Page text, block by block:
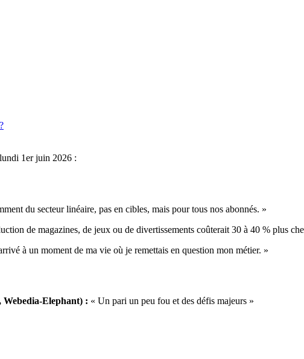
2026
1er juin 2026 :
du secteur linéaire, pas en cibles, mais pour tous nos abonnés. »
de magazines, de jeux ou de divertissements coûterait 30 à 40 % plus
à un moment de ma vie où je remettais en question mon métier. »
Elephant) : « Un pari un peu fou et des défis majeurs »